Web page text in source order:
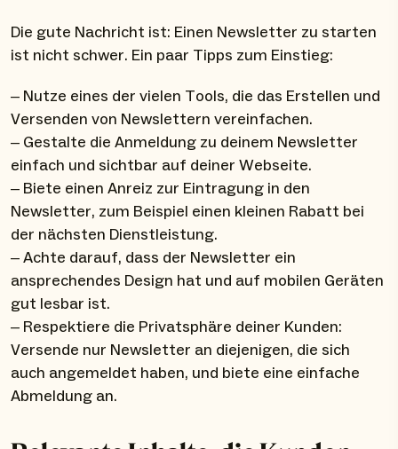
Die gute Nachricht ist: Einen Newsletter zu starten
ist nicht schwer. Ein paar Tipps zum Einstieg:
– Nutze eines der vielen Tools, die das Erstellen und
Versenden von Newslettern vereinfachen.
– Gestalte die Anmeldung zu deinem Newsletter
einfach und sichtbar auf deiner Webseite.
– Biete einen Anreiz zur Eintragung in den
Newsletter, zum Beispiel einen kleinen Rabatt bei
der nächsten Dienstleistung.
– Achte darauf, dass der Newsletter ein
ansprechendes Design hat und auf mobilen Geräten
gut lesbar ist.
– Respektiere die Privatsphäre deiner Kunden:
Versende nur Newsletter an diejenigen, die sich
auch angemeldet haben, und biete eine einfache
Abmeldung an.